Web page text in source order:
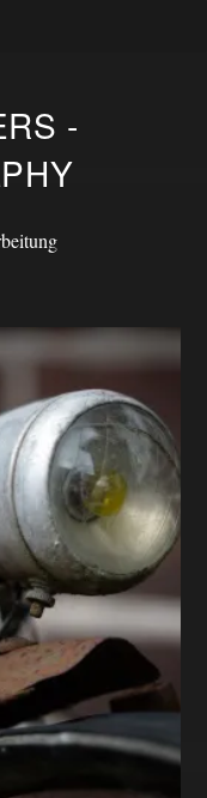
-